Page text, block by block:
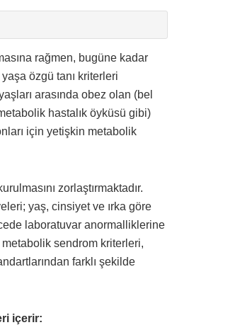
rağmen, bugüne kadar
özgü tanı kriterleri
arasında obez olan (bel
hastalık öyküsü gibi)
için yetişkin metabolik
zorlaştırmaktadır.
yaş, cinsiyet ve ırka göre
laboratuvar anormalliklerine
sendrom kriterleri,
farklı şekilde
içerir: